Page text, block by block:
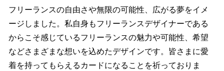
フリーランスの自由さや無限の可能性、広がる夢をイメ
ージしました。私自身もフリーランスデザイナーである
からこそ感じているフリーランスの魅力や可能性、希望
などさまざまな想いを込めたデザインです。皆さまに愛
着を持ってもらえるカードになることを祈っておりま